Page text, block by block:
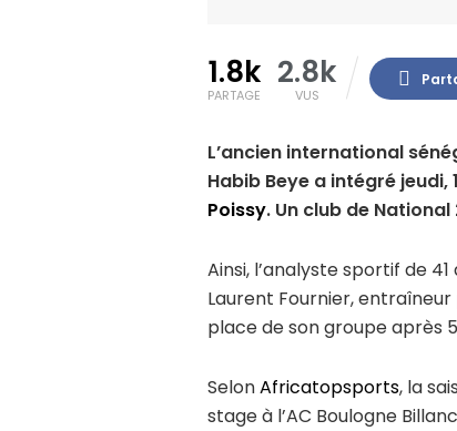
1.8k
PARTAGE
2.8k
VUS
L’ancien international
Habib Beye a intégré
Poissy. Un club de
Ainsi, l’analyste sportif de
Laurent Fournier,
place de son groupe après
SelonAfricatopsports, la
stage à l’AC Boulogne